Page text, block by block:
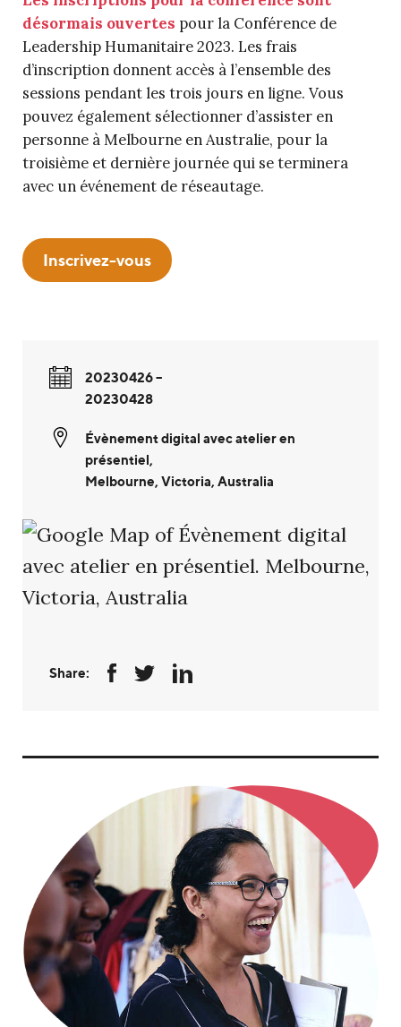
désormais ouvertes pour la Conférence de
Leadership Humanitaire 2023. Les frais
d’inscription donnent accès à l’ensemble des
sessions pendant les trois jours en ligne. Vous
pouvez également sélectionner d’assister en
personne à Melbourne en Australie, pour la
troisième et dernière journée qui se terminera
avec un événement de réseautage.
Inscrivez-vous
20230426 –
20230428
Évènement digital avec atelier en
présentiel,
Melbourne, Victoria, Australia
Share: